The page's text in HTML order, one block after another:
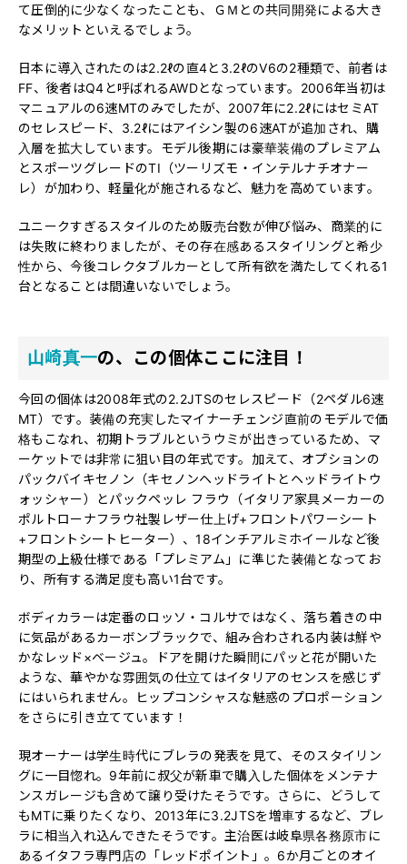
て圧倒的に少なくなったことも、ＧＭとの共同開発による大き
なメリットといえるでしょう。
日本に導入されたのは2.2ℓの直4と3.2ℓのV6の2種類で、前者は
FF、後者はQ4と呼ばれるAWDとなっています。2006年当初は
マニュアルの6速MTのみでしたが、2007年に2.2ℓにはセミAT
のセレスピード、3.2ℓにはアイシン製の6速ATが追加され、購
入層を拡大しています。モデル後期には豪華装備のプレミアム
とスポーツグレードのTI（ツーリズモ・インテルナチオナー
レ）が加わり、軽量化が施されるなど、魅力を高めています。
ユニークすぎるスタイルのため販売台数が伸び悩み、商業的に
は失敗に終わりましたが、その存在感あるスタイリングと希少
性から、今後コレクタブルカーとして所有欲を満たしてくれる1
台となることは間違いないでしょう。
山崎真一の、この個体ここに注目！
今回の個体は2008年式の2.2JTSのセレスピード（2ペダル6速
MT）です。装備の充実したマイナーチェンジ直前のモデルで価
格もこなれ、初期トラブルというウミが出きっているため、マ
ーケットでは非常に狙い目の年式です。加えて、オプションの
パックバイキセノン（キセノンヘッドライトとヘッドライトウ
ォッシャー）とパックペッレ フラウ（イタリア家具メーカーの
ポルトローナフラウ社製レザー仕上げ+フロントパワーシート
+フロントシートヒーター）、18インチアルミホイールなど後
期型の上級仕様である「プレミアム」に準じた装備となってお
り、所有する満足度も高い1台です。
ボディカラーは定番のロッソ・コルサではなく、落ち着きの中
に気品があるカーボンブラックで、組み合わされる内装は鮮や
かなレッド×ベージュ。ドアを開けた瞬間にパッと花が開いた
ような、華やかな雰囲気の仕立てはイタリアのセンスを感じず
にはいられません。ヒップコンシャスな魅惑のプロポーション
をさらに引き立てています！
現オーナーは学生時代にブレラの発表を見て、そのスタイリン
グに一目惚れ。9年前に叔父が新車で購入した個体をメンテナ
ンスガレージも含めて譲り受けたそうです。さらに、どうして
もMTに乗りたくなり、2013年に3.2JTSを増車するなど、ブレ
ラに相当入れ込んできたそうです。主治医は岐阜県各務原市に
あるイタフラ専門店の「レッドポイント」。6か月ごとのオイ